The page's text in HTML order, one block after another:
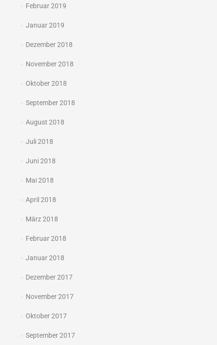
Februar 2019
Januar 2019
Dezember 2018
November 2018
Oktober 2018
September 2018
August 2018
Juli 2018
Juni 2018
Mai 2018
April 2018
März 2018
Februar 2018
Januar 2018
Dezember 2017
November 2017
Oktober 2017
September 2017